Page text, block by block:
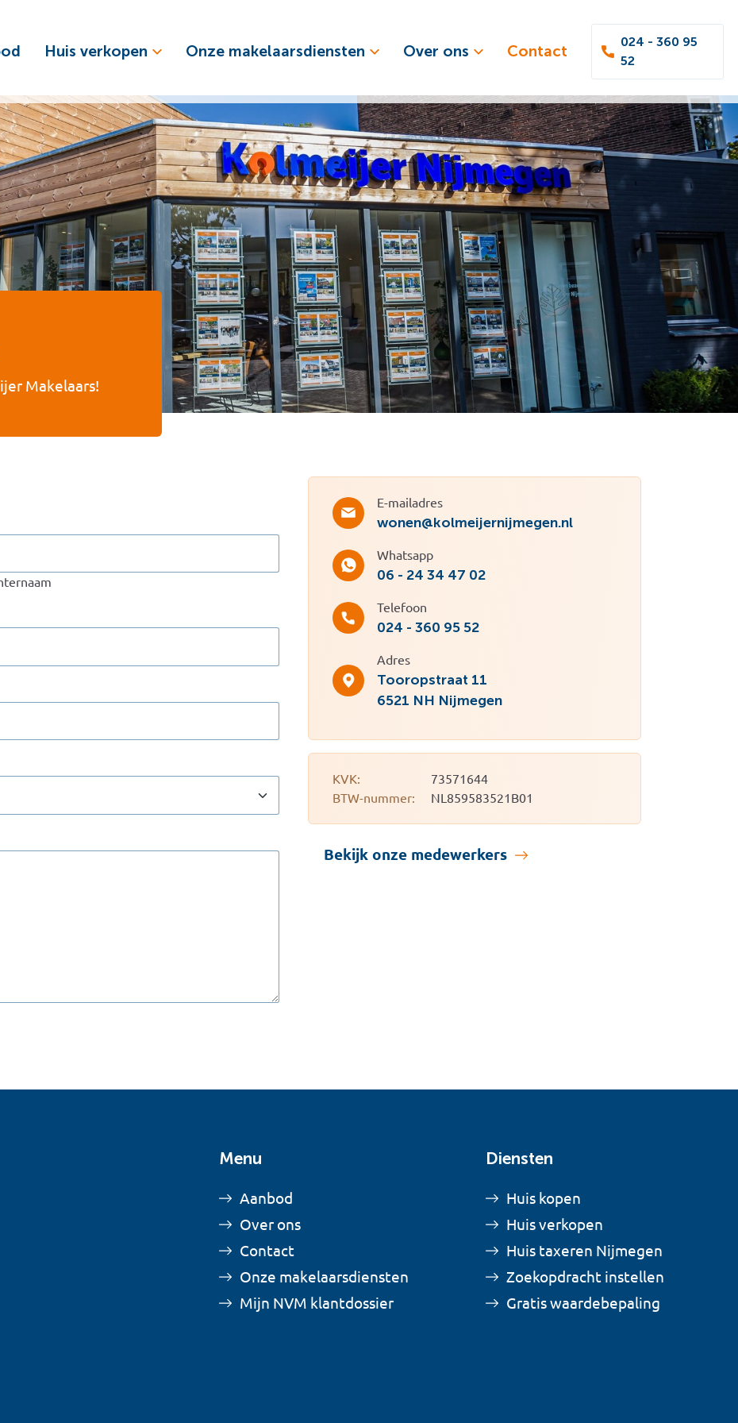
Huis verkopen Onze makelaarsdiensten Over ons Contact
024 - 360 95
52
Makelaars!
E-mailadres
wonen@kolmeijernijmegen.nl
Whatsapp
06 - 24 34 47 02
Telefoon
024 - 360 95 52
Adres
Tooropstraat 11
6521 NH Nijmegen
KVK:
73571644
BTW-nummer:
NL859583521B01
Bekijk onze medewerkers
Menu
Aanbod
Over ons
Contact
Onze makelaarsdiensten
Mijn NVM klantdossier
Diensten
Huis kopen
Huis verkopen
Huis taxeren Nijmegen
Zoekopdracht instellen
Gratis waardebepaling